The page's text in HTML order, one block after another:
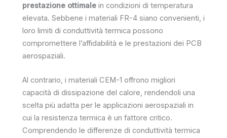
prestazione ottimale in condizioni di temperatura
elevata. Sebbene i materiali FR-4 siano convenienti, i
loro limiti di conduttività termica possono
compromettere l’affidabilità e le prestazioni dei PCB
aerospaziali.
Al contrario, i materiali CEM-1 offrono migliori
capacità di dissipazione del calore, rendendoli una
scelta più adatta per le applicazioni aerospaziali in
cui la resistenza termica è un fattore critico.
Comprendendo le differenze di conduttività termica